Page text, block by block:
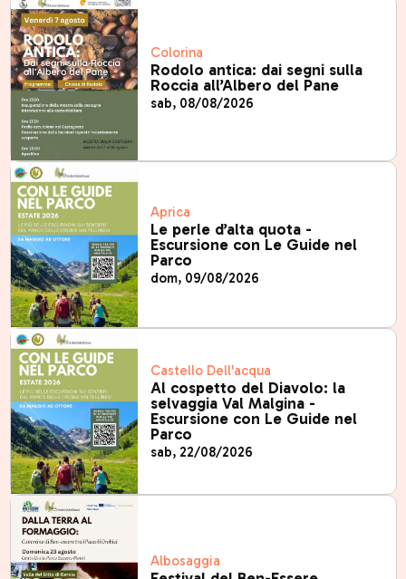
Colorina
Rodolo antica: dai segni sulla
Roccia all’Albero del Pane
sab, 08/08/2026
Aprica
Le perle d’alta quota -
Escursione con Le Guide nel
Parco
dom, 09/08/2026
Castello Dell'acqua
Al cospetto del Diavolo: la
selvaggia Val Malgina -
Escursione con Le Guide nel
Parco
sab, 22/08/2026
Albosaggia